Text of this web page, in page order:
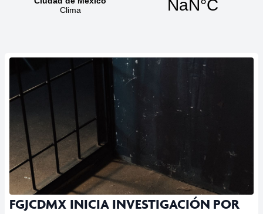
FGJCDMX INICIA INVESTIGACIÓN POR